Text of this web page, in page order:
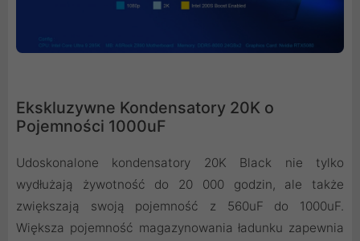
Ekskluzywne Kondensatory 20K o
Pojemności 1000uF
Udoskonalone kondensatory 20K Black nie tylko
wydłużają żywotność do 20 000 godzin, ale także
zwiększają swoją pojemność z 560uF do 1000uF.
Większa pojemność magazynowania ładunku zapewnia